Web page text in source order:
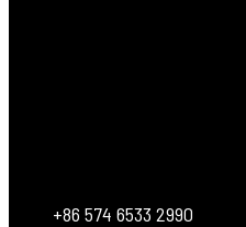
+86 574 6533 2990